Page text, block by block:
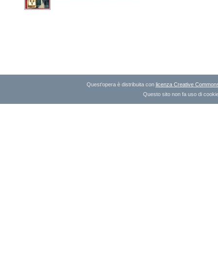
Quest'opera è distribuita con licenza Creative
Questo sito non fa uso di